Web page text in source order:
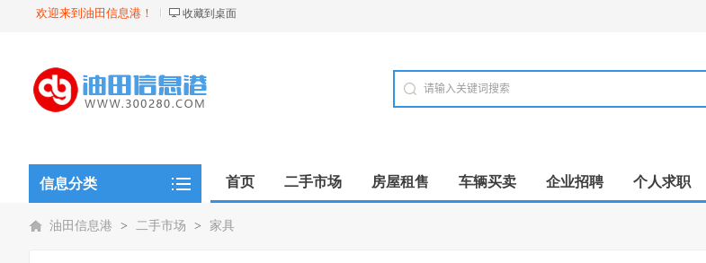
欢迎来到油田信息港！ 收藏到桌面
信息分类 首页 二手市场 房屋租售 车辆买卖 企业招聘 个人求职
油田信息港 > 二手市场 > 家具